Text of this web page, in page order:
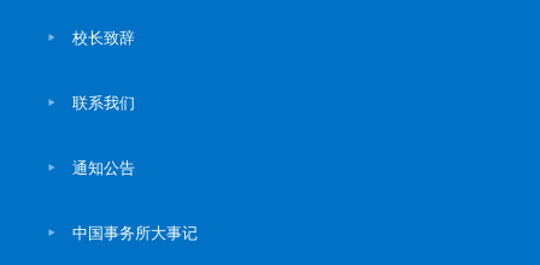
校长致辞
联系我们
通知公告
中国事务所大事记